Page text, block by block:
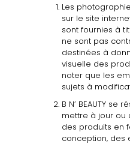
Les
sur le site
sont fournies à
ne sont pas
destinées à
visuelle des
noter que les
sujets à
B N’ BEAUTY
mettre à jour ou
des produits en
conception, des